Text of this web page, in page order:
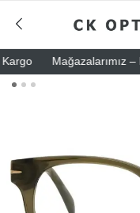
Mağazalarımız –